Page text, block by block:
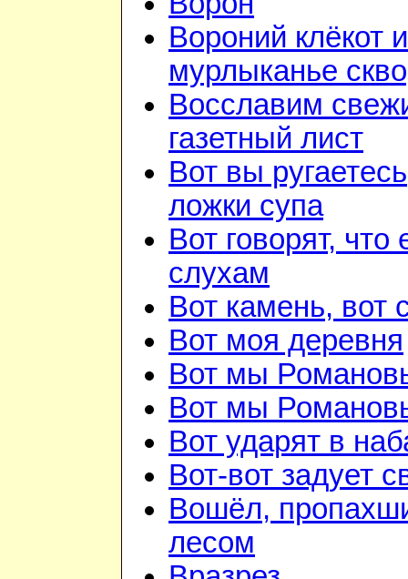
Вороний клёкот и
мурлыканье
Восславим
газетный лист
Вот вы
ложки супа
Вот говорят, что
слухам
Вот камень, вот
Вот моя деревня
Вот мы
Вот мы
Вот ударят в
Вот-вот задует
Вошёл,
лесом